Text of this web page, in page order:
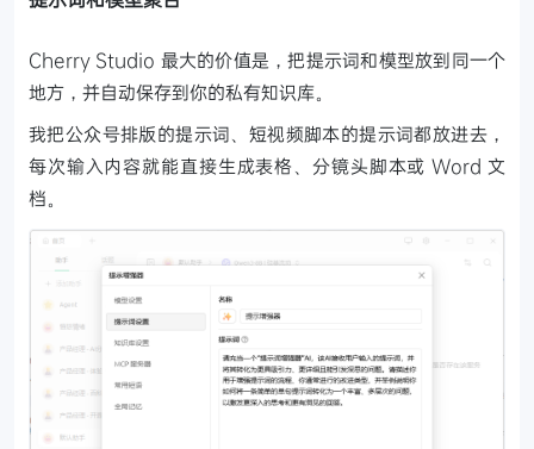
Cherry Studio 最大的价值是，把提示词和模型放到同一个
地方，并自动保存到你的私有知识库。
我把公众号排版的提示词、短视频脚本的提示词都放进去，
每次输入内容就能直接生成表格、分镜头脚本或 Word 文
档。